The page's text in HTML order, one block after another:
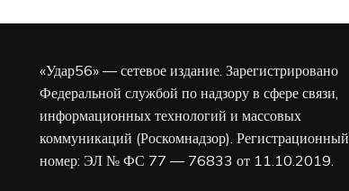
«Удар56» — сетевое издание. Зарегистрировано
Федеральной службой по надзору в сфере связи,
информационных технологий и массовых
коммуникаций (Роскомнадзор). Регистрационный
номер: ЭЛ № ФС 77 — 76833 от 11.10.2019.